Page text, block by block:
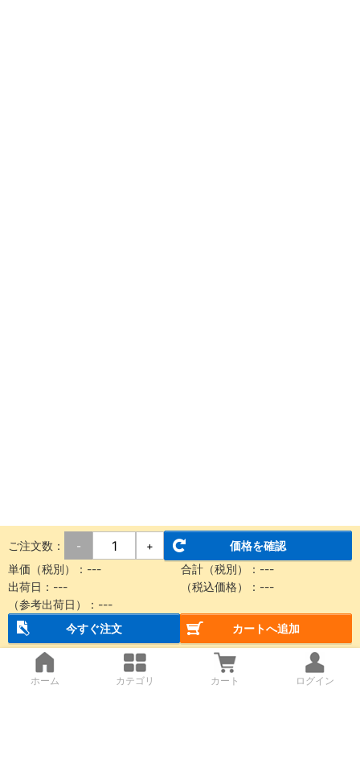
ご注文数： - +
価格を確認
単価（税別）： --- 合計（税別）： ---
出荷日： --- （税込価格）： ---
（参考出荷日）： ---
今すぐ注文
カートへ追加
ホーム カテゴリ カート ログイン